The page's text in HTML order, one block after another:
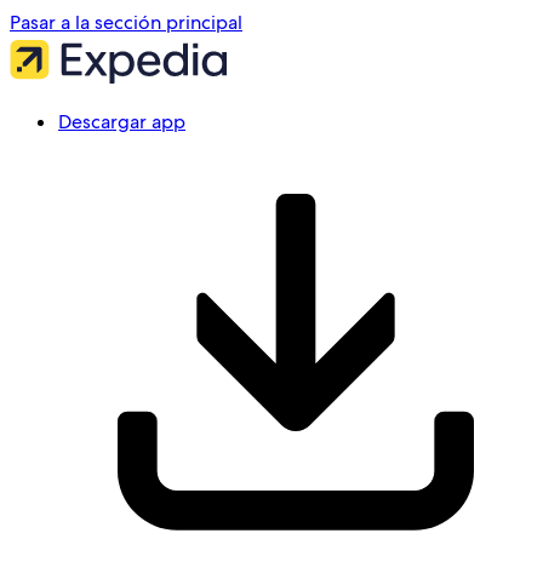
Pasar a la sección principal
Descargar app